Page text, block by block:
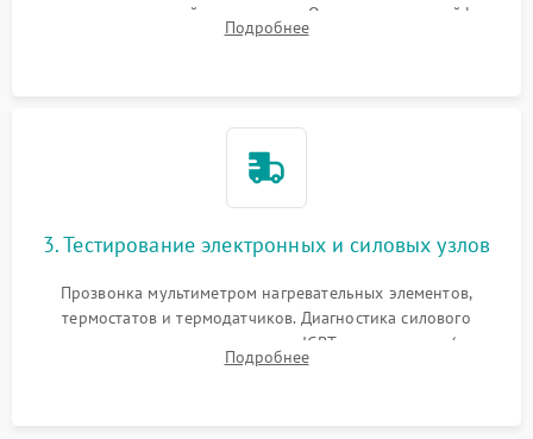
стеклокерамической поверхности. Отсоединение шлейфов
сенсорного блока для доступа к силовым платам, катушкам
Подробнее
3. Тестирование электронных и силовых узлов
Прозвонка мультиметром нагревательных элементов,
термостатов и термодатчиков. Диагностика силового
модуля, реле, диодных мостов и IGBT-транзисторов (для
индукции). Проверка кранов и газ-контроля (для газовых
Подробнее